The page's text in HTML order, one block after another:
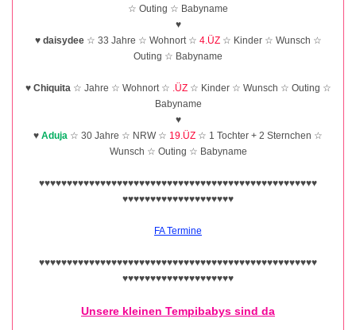
☆ Outing ☆ Babyname
♥
♥ daisydee ☆ 33 Jahre ☆ Wohnort ☆ 4.ÜZ ☆ Kinder ☆ Wunsch ☆
Outing ☆ Babyname
♥ Chiquita ☆ Jahre ☆ Wohnort ☆ .ÜZ ☆ Kinder ☆ Wunsch ☆ Outing ☆
Babyname
♥
♥ Aduja ☆ 30 Jahre ☆ NRW ☆ 19.ÜZ ☆ 1 Tochter + 2 Sternchen ☆
Wunsch ☆ Outing ☆ Babyname
♥♥♥♥♥♥♥♥♥♥♥♥♥♥♥♥♥♥♥♥♥♥♥♥♥♥♥♥♥♥♥♥♥♥♥♥♥♥♥♥♥♥♥♥♥♥♥♥♥♥
♥♥♥♥♥♥♥♥♥♥♥♥♥♥♥♥♥♥♥♥
FA Termine
♥♥♥♥♥♥♥♥♥♥♥♥♥♥♥♥♥♥♥♥♥♥♥♥♥♥♥♥♥♥♥♥♥♥♥♥♥♥♥♥♥♥♥♥♥♥♥♥♥♥
♥♥♥♥♥♥♥♥♥♥♥♥♥♥♥♥♥♥♥♥
Unsere kleinen Tempibabys sind da